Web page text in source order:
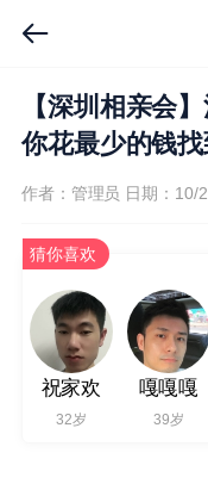
【深圳相亲会
你花最少的钱找
作者：管理员 日期：10/
猜你喜欢
祝家欢
32岁
嘎嘎嘎
39岁